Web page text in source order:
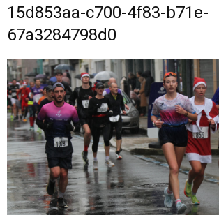
15d853aa-c700-4f83-b71e-
67a3284798d0